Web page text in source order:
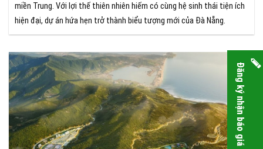
miền Trung. Với lợi thế thiên nhiên hiếm có cùng hệ sinh thái tiện ích
hiện đại, dự án hứa hẹn trở thành biểu tượng mới của Đà Nẵng.
Đăng ký nhận báo giá